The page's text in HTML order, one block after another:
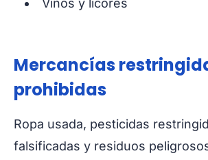
Vinos y licores
Mercancías
prohibidas
Ropa usada, pesticidas
falsificadas y residuos